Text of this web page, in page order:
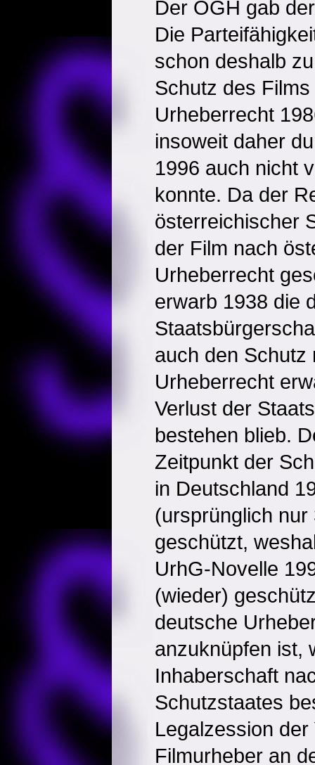
Der OGH gab
Die
schon deshalb
Schutz des
Urheberrecht
insoweit daher
1996 auch nicht
konnte. Da der
österreichischer
der Film nach
Urheberrecht
erwarb 1938 die
auch den Schutz
Urheberrecht
Verlust der
bestehen blieb.
Zeitpunkt der
in Deutschland
(ursprünglich
geschützt,
UrhG-Novelle
(wieder)
deutsche
anzuknüpfen ist,
Inhaberschaft
Schutzstaates
Legalzession
Filmurheber an